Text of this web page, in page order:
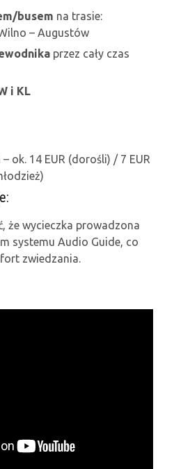
busem na trasie:
– Augustów
przez cały czas
i KL
ok. 14 EUR (dorośli) / 7 EUR
że wycieczka prowadzona
systemu Audio Guide, co
zwiedzania.